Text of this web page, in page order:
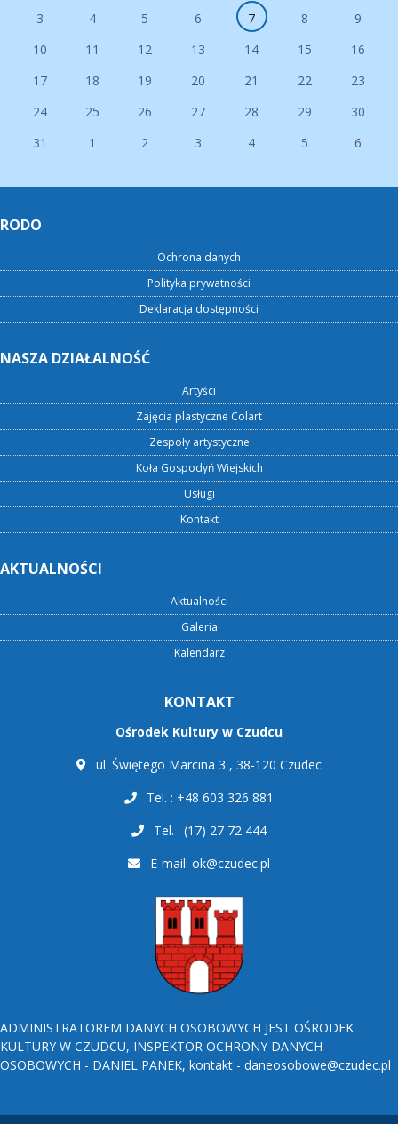
3
4 5 6 7 8
9
10
11 12 13 14 15
16
17
18 19 20 21 22
23
24
25 26 27 28 29
30
31
1 2 3 4 5 6
RODO
Ochrona danych
Polityka prywatności
Deklaracja dostępności
NASZA DZIAŁALNOŚĆ
Artyści
Zajęcia plastyczne Colart
Zespoły artystyczne
Koła Gospodyń Wiejskich
Usługi
Kontakt
AKTUALNOŚCI
Aktualności
Galeria
Kalendarz
KONTAKT
Ośrodek Kultury w Czudcu
ul. Świętego Marcina 3 , 38-120 Czudec
Tel. : +48 603 326 881
Tel. : (17) 27 72 444
E-mail: ok@czudec.pl
ADMINISTRATOREM DANYCH OSOBOWYCH JEST OŚRODEK
KULTURY W CZUDCU, INSPEKTOR OCHRONY DANYCH
OSOBOWYCH - DANIEL PANEK, kontakt - daneosobowe@czudec.pl